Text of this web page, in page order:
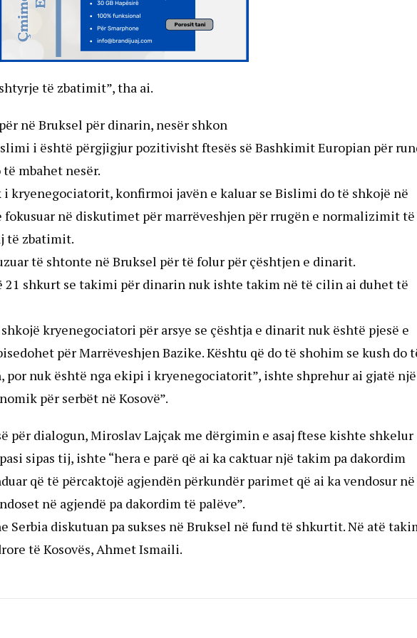
të zbatimit”, tha ai.
në Bruksel për dinarin, nesër shkon
i është përgjigjur pozitivisht ftesës së Bashkimit Europian për
mbahet nesër.
konfirmoi javën e kaluar se Bislimi do të shkojë në
fokusuar në diskutimet për marrëveshjen për rrugën e normalizimit të
të zbatimit.
të shtonte në Bruksel për të folur për çështjen e dinarit.
shkurt se takimi për dinarin nuk ishte takim në të cilin ai duhet të
kryenegociatori për arsye se çështja e dinarit nuk është pjesë e
për Marrëveshjen Bazike. Kështu që do të shohim se kush do
por nuk është nga ekipi i kryenegociatorit”, ishte shprehur ai gjatë një
për serbët në Kosovë”.
për dialogun, Miroslav Lajçak me dërgimin e asaj ftese kishte shkelur
sipas tij, ishte “hera e parë që ai ka caktuar një takim pa dakordim
që të përcaktojë agjendën përkundër parimet që ai ka vendosur në
në agjendë pa dakordim të palëve”.
Serbia diskutuan pa sukses në Bruksel në fund të shkurtit. Në atë
të Kosovës, Ahmet Ismaili.